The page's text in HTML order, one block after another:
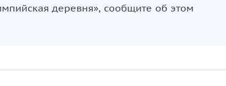
вершин Кавказских гор;
моря;
деревня», сообщите об этом